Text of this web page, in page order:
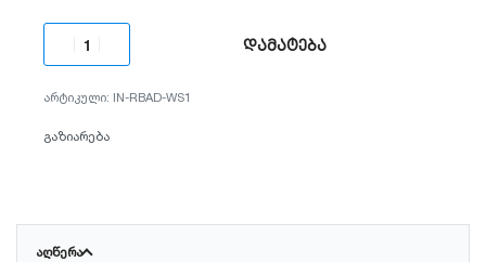
დამატება
IN-RBAD-WS1
გაზიარება
ᲐᲦᲬᲔᲠᲐ